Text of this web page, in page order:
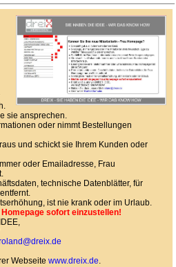
sie ansprechen.
oder nimmt Bestellungen
und schickt sie Ihrem Kunden oder
oder Emailadresse, Frau
technische Datenblätter, für
ist nie krank oder im Urlaub.
sofort einzustellen!
Webseite www.dreix.de.